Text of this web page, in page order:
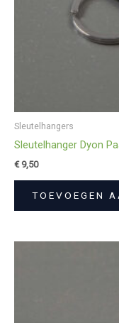
Sleutelhangers
Sleutelhanger Dyon
€9,50
TOEVOEGEN